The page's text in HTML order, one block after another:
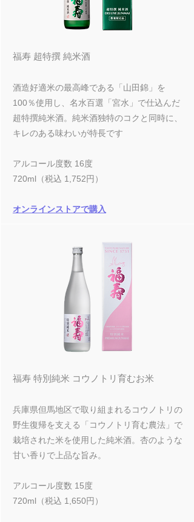
福寿 超特撰 純米酒
酒造好適米の最高峰である「山田錦」を
100％使用し、名水百選「宮水」で仕込んだ
超特撰純米酒。純米酒独特のコクと同時に、
キレのある味わいが特長です
アルコール度数 16度
720ml（税込 1,752円）
オンラインストアで購入
福寿 特別純米 コウノトリ育むお米
兵庫県但馬地区で取り組まれるコウノトリの
野生復帰を支える「コウノトリ育む農法」で
栽培された米を使用した純米酒。杏のような
甘い香りで上品な旨み。
アルコール度数 15度
720ml（税込 1,650円）